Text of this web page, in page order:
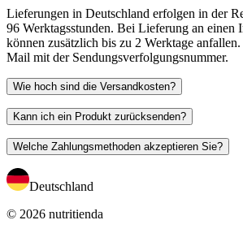
Lieferungen in Deutschland erfolgen in der
96 Werktagsstunden. Bei Lieferung an einen
können zusätzlich bis zu 2 Werktage
Mail mit der Sendungsverfolgungsnummer.
Wie hoch sind die Versandkosten?
Kann ich ein Produkt zurücksenden?
Welche Zahlungsmethoden akzeptieren Sie?
Deutschland
© 2026 nutritienda